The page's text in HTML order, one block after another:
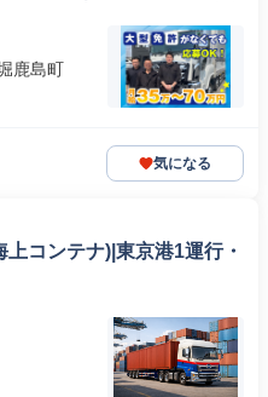
鹿島町
気になる
コンテナ)|東京港1運行・